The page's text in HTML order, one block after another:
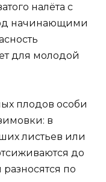
налёта с
начинающими
для молодой
плодов особи
в
листьев или
до
по